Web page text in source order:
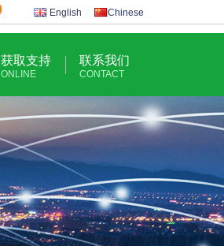
English Chinese
获取支持
ONLINE
联系我们
CONTACT